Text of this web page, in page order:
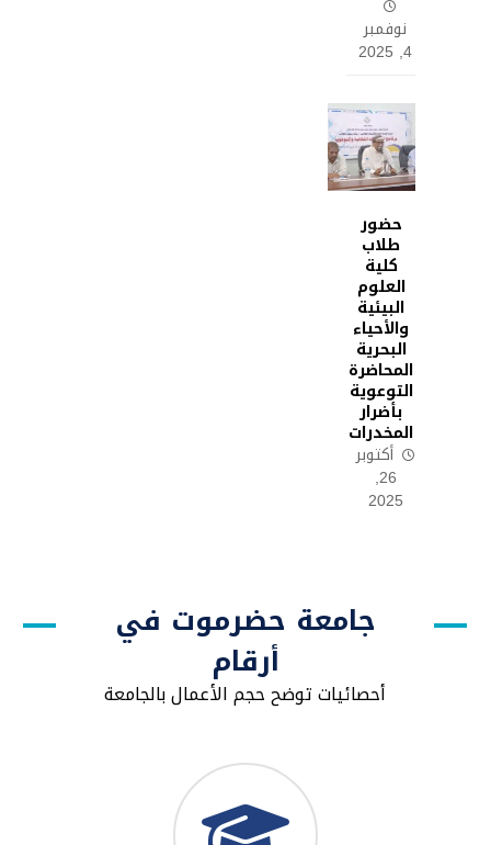
نوفمبر
4, 2025
حضور
طلاب
كلية
العلوم
البيئية
والأحياء
البحرية
المحاضرة
التوعوية
بأضرار
المخدرات
أكتوبر
26,
2025
جامعة حضرموت في
أرقام
أحصائيات توضح حجم الأعمال بالجامعة